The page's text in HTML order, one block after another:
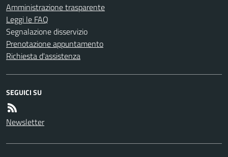
Amministrazione trasparente
Leggi le FAQ
Segnalazione disservizio
Prenotazione appuntamento
Richiesta d'assistenza
SEGUICI SU
Newsletter